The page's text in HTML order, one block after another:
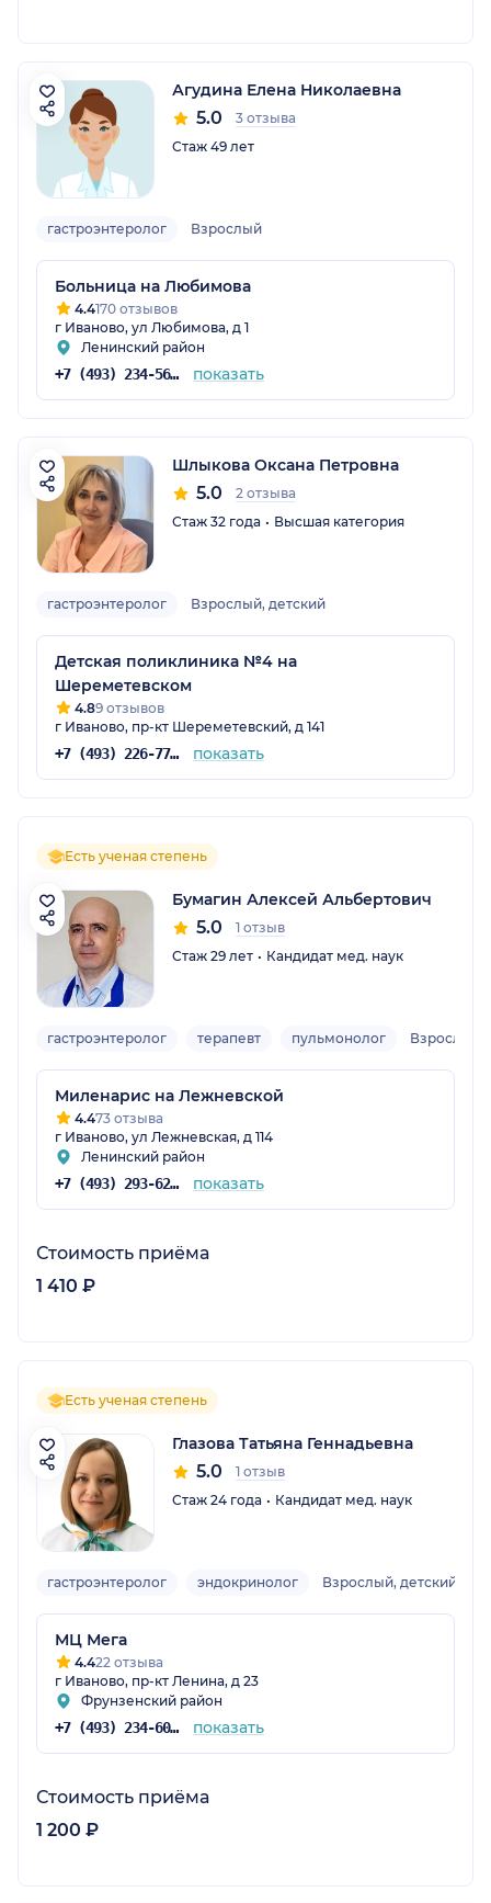
Агудина Елена Николаевна
5.0
3 отзыва
Стаж 49 лет
гастроэнтеролог Взрослый
Больница на Любимова
4.4170 отзывов
г Иваново, ул Любимова, д 1
Ленинский район
+7 (493) 234-56-00 показать
Шлыкова Оксана Петровна
5.0
2 отзыва
Стаж 32 года
Высшая категория
гастроэнтеролог Взрослый, детский
Детская поликлиника №4 на
Шереметевском
4.89 отзывов
г Иваново, пр-кт Шереметевский, д 141
+7 (493) 226-77-62 показать
Есть ученая степень
Бумагин Алексей Альбертович
5.0
1 отзыв
Стаж 29 лет
Кандидат мед. наук
гастроэнтеролог терапевт пульмонолог Взрослый
Миленарис на Лежневской
4.473 отзыва
г Иваново, ул Лежневская, д 114
Ленинский район
+7 (493) 293-62-62 показать
Стоимость приёма
1 410 ₽
Есть ученая степень
Глазова Татьяна Геннадьевна
5.0
1 отзыв
Стаж 24 года
Кандидат мед. наук
гастроэнтеролог эндокринолог Взрослый, детский
МЦ Мега
4.422 отзыва
г Иваново, пр-кт Ленина, д 23
Фрунзенский район
+7 (493) 234-60-46 показать
Стоимость приёма
1 200 ₽